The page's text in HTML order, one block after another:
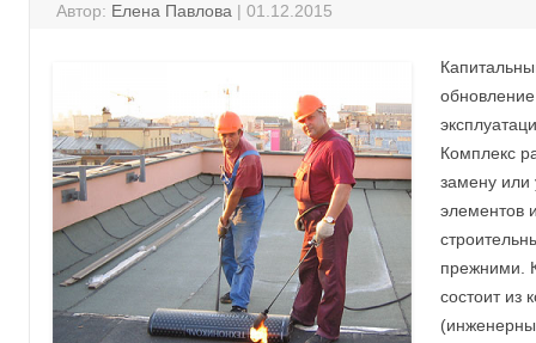
Автор: Елена Павлова | 01.12.2015
Комплекс
замену или
элементов
прежними.
состоит из